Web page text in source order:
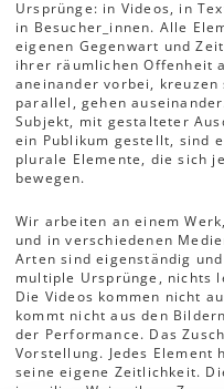
Ursprünge: in Videos, in
in Besucher_innen. Alle
eigenen Gegenwart und
ihrer räumlichen Offenheit
aneinander vorbei,
parallel, gehen
Subjekt, mit gestalteter
ein Publikum gestellt, sind
plurale Elemente, die sich
bewegen.
Wir arbeiten an einem
und in verschiedenen
Arten sind eigenständig
multiple Ursprünge, nichts
Die Videos kommen nicht
kommt nicht aus den
der Performance. Das
Vorstellung. Jedes Element
seine eigene Zeitlichkeit.